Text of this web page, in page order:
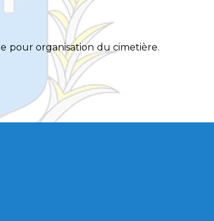
pour organisation du cimetière.